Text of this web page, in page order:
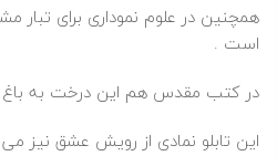
همچنین در علوم نموداری برای تبار
است .
در کتب مقدس هم این درخت به باغ
این تابلو نمادی از رویش عشق نیز